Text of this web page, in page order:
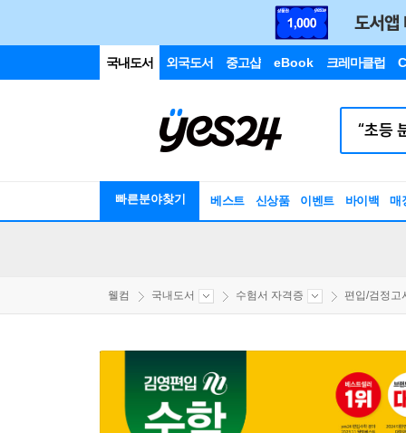
국내도서 외국도서 중고샵 eBook 크레마클럽
빠른분야찾기 베스트 신상품 이벤트 바이백 매
웰컴 국내도서 수험서 자격증 편입/검정고